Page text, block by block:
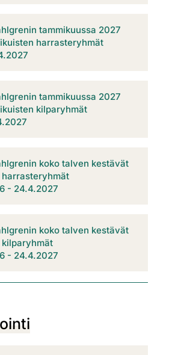
tammikuussa 2027
harrasteryhmät
tammikuussa 2027
kilparyhmät
koko talven kestävät
- 24.4.2027
koko talven kestävät
- 24.4.202​​​​​​7